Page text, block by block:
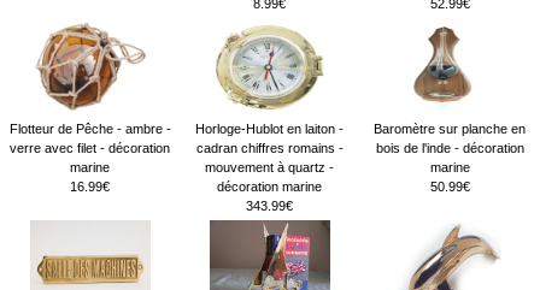
8.99€
52.99€
Flotteur de Pêche - ambre -
verre avec filet - décoration
marine
16.99€
Horloge-Hublot en laiton -
cadran chiffres romains -
mouvement à quartz -
décoration marine
343.99€
Baromètre sur planche en
bois de l'inde - décoration
marine
50.99€